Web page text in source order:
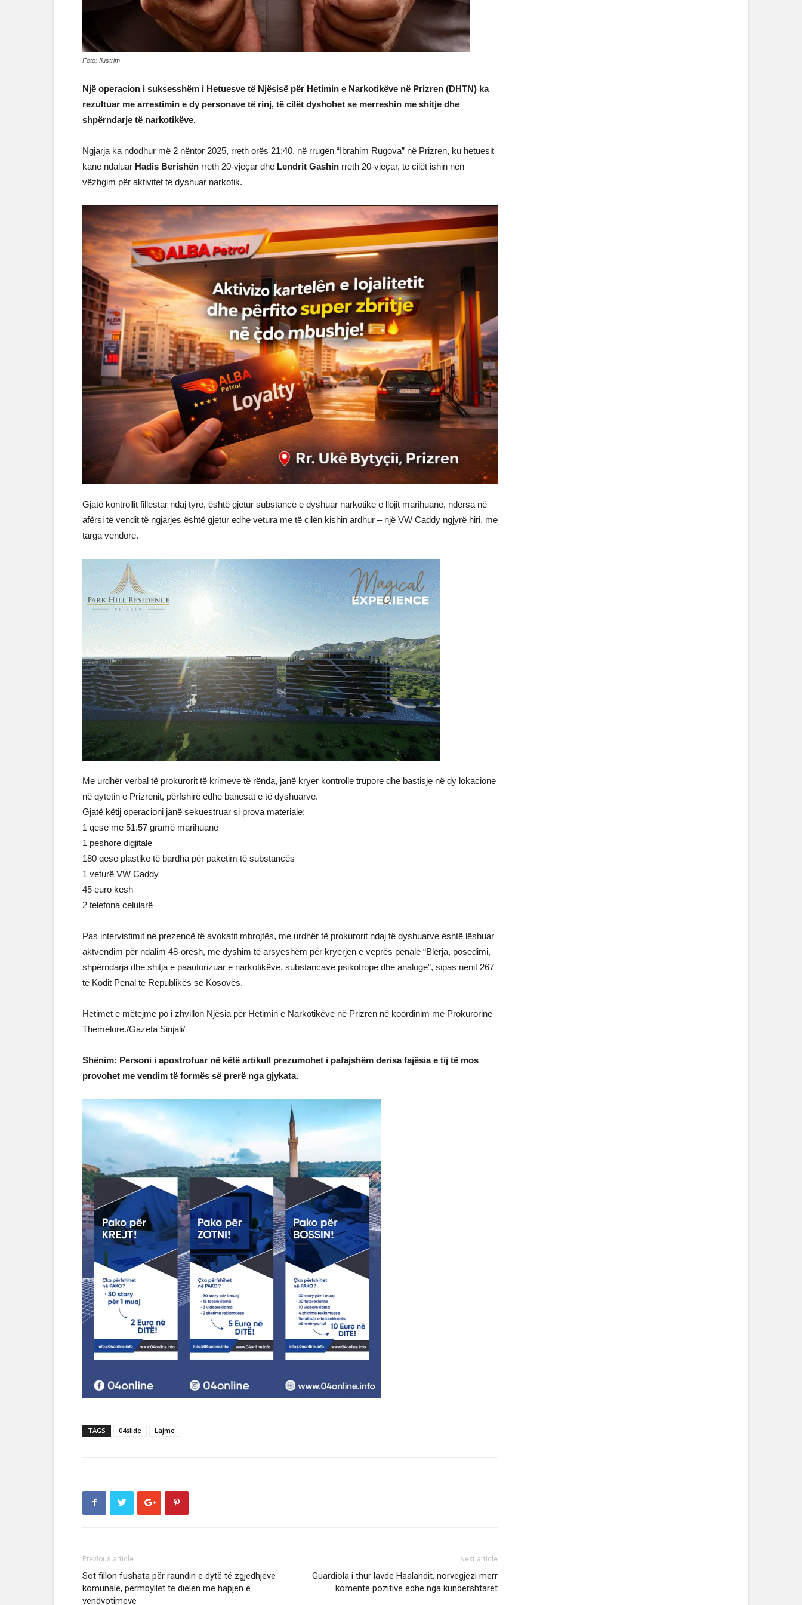
Foto: Ilustrim
Një operacion i suksesshëm i Hetuesve të Njësisë për Hetimin e Narkotikëve në Prizren (DHTN) ka
rezultuar me arrestimin e dy personave të rinj, të cilët dyshohet se merreshin me shitje dhe
shpërndarje të narkotikëve.
Ngjarja ka ndodhur më 2 nëntor 2025, rreth orës 21:40, në rrugën “Ibrahim Rugova” në Prizren, ku hetuesit
kanë ndaluar Hadis Berishën rreth 20-vjeçar dhe Lendrit Gashin rreth 20-vjeçar, të cilët ishin nën
vëzhgim për aktivitet të dyshuar narkotik.
Gjatë kontrollit fillestar ndaj tyre, është gjetur substancë e dyshuar narkotike e llojit marihuanë, ndërsa në
afërsi të vendit të ngjarjes është gjetur edhe vetura me të cilën kishin ardhur – një VW Caddy ngjyrë hiri, me
targa vendore.
Me urdhër verbal të prokurorit të krimeve të rënda, janë kryer kontrolle trupore dhe bastisje në dy lokacione
në qytetin e Prizrenit, përfshirë edhe banesat e të dyshuarve.
Gjatë këtij operacioni janë sekuestruar si prova materiale:
1 qese me 51.57 gramë marihuanë
1 peshore digjitale
180 qese plastike të bardha për paketim të substancës
1 veturë VW Caddy
45 euro kesh
2 telefona celularë
Pas intervistimit në prezencë të avokatit mbrojtës, me urdhër të prokurorit ndaj të dyshuarve është lëshuar
aktvendim për ndalim 48-orësh, me dyshim të arsyeshëm për kryerjen e veprës penale “Blerja, posedimi,
shpërndarja dhe shitja e paautorizuar e narkotikëve, substancave psikotrope dhe analoge”, sipas nenit 267
të Kodit Penal të Republikës së Kosovës.
Hetimet e mëtejme po i zhvillon Njësia për Hetimin e Narkotikëve në Prizren në koordinim me Prokurorinë
Themelore./Gazeta Sinjali/
Shënim: Personi i apostrofuar në këtë artikull prezumohet i pafajshëm derisa fajësia e tij të mos
provohet me vendim të formës së prerë nga gjykata.
TAGS 04slide Lajme
Previous article
Sot fillon fushata për raundin e dytë të zgjedhjeve
komunale, përmbyllet të dielën me hapjen e
vendvotimeve
Next article
Guardiola i thur lavde Haalandit, norvegjezi merr
komente pozitive edhe nga kundërshtarët